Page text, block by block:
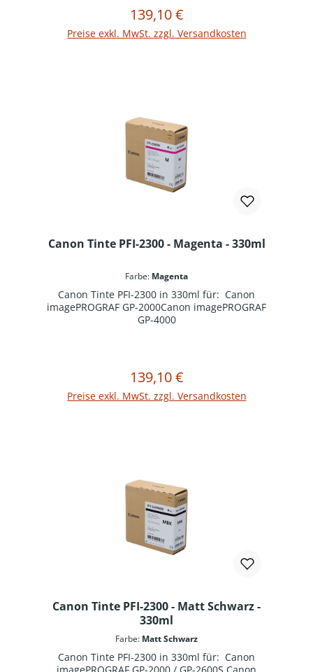
Regulärer Preis:
139,10 €
Preise exkl. MwSt. zzgl. Versandkosten
In den Warenkorb
Canon Tinte PFI-2300 - Magenta - 330ml
Farbe: Magenta
Canon Tinte PFI-2300 in 330ml für: Canon
imagePROGRAF GP-2000Canon imagePROGRAF
GP-4000
Regulärer Preis:
139,10 €
Preise exkl. MwSt. zzgl. Versandkosten
In den Warenkorb
Canon Tinte PFI-2300 - Matt Schwarz -
330ml
Farbe: Matt Schwarz
Canon Tinte PFI-2300 in 330ml für: Canon